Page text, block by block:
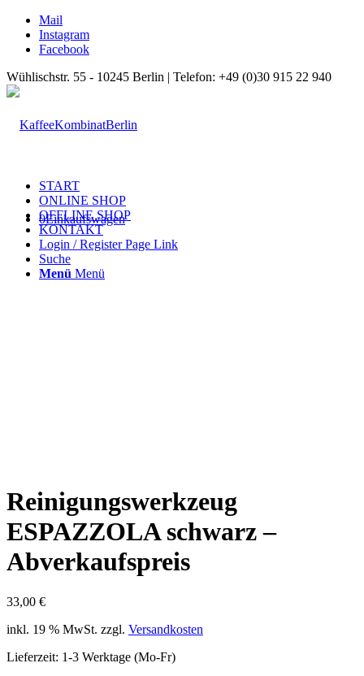
Mail
Instagram
Facebook
Wühlischstr. 55 - 10245 Berlin | Telefon: +49 (0)30 915 22 940
0Einkaufswagen
START
ONLINE SHOP
OFFLINE SHOP
KONTAKT
Login / Register Page Link
Suche
Menü Menü
Reinigungswerkzeug
ESPAZZOLA schwarz –
Abverkaufspreis
33,00 €
inkl. 19 % MwSt. zzgl. Versandkosten
Lieferzeit: 1-3 Werktage (Mo-Fr)